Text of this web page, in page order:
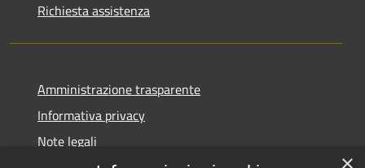
Richiesta assistenza
Amministrazione trasparente
Informativa privacy
Note legali